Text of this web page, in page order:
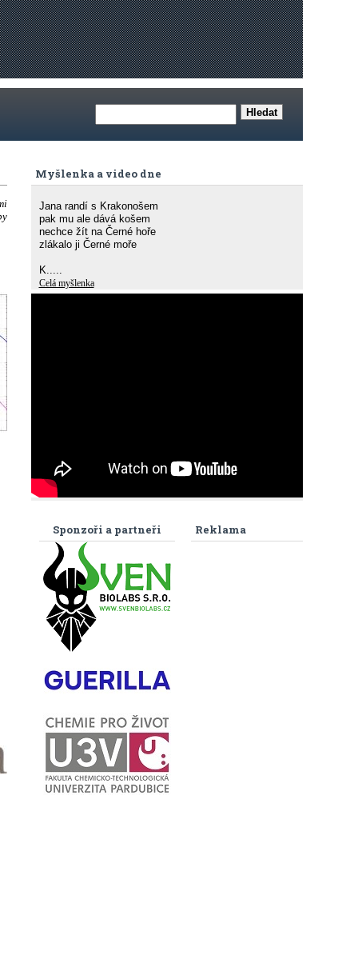
Myšlenka a video dne
Jana randí s Krakonošem
pak mu ale dává košem
nechce žít na Černé hoře
zlákalo ji Černé moře
K.....
Celá myšlenka
Reklama
Sponzoři a partneři